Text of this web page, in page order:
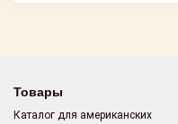
Товары
Каталог для американских